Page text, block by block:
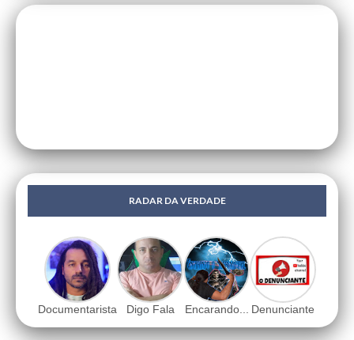
RADAR DA VERDADE
Documentarista Digo Fala Encarando... Denunciante